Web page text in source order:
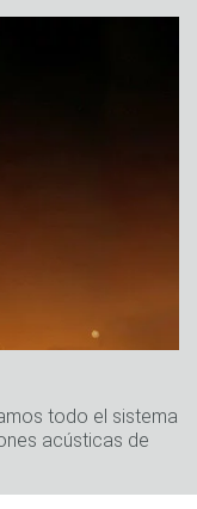
todo el sistema
acústicas de